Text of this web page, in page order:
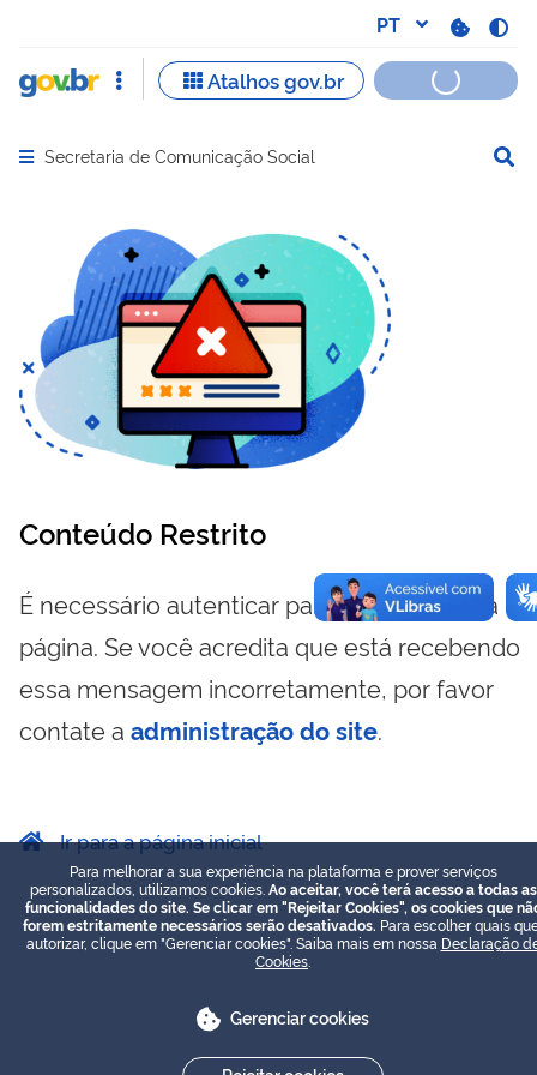
Abrir menu principal de navegação
Secretaria de Comunicação Social
Conteúdo Restrito
É necessário autenticar para visualizar essa
página. Se você acredita que está recebendo
essa mensagem incorretamente, por favor
contate a administração do site.
Ir para a página inicial
Para melhorar a sua experiência na plataforma e prover serviços
personalizados, utilizamos cookies. Ao aceitar, você terá acesso a todas as
funcionalidades do site. Se clicar em "Rejeitar Cookies", os cookies que
forem estritamente necessários serão desativados. Para escolher quais
autorizar, clique em "Gerenciar cookies". Saiba mais em nossa Declaração
Cookies
Gerenciar cookies